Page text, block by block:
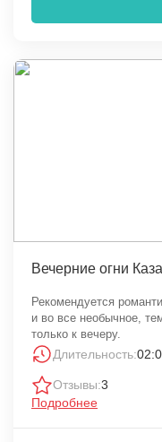
Вечерние огни
Рекомендуется
и во все необычное,
только к вечеру.
Длительность:
Отзывы:3
Подробнее